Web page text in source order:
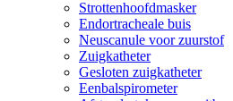
Strottenhoofdmasker
Endortracheale buis
Neuscanule voor zuurstof
Zuigkatheter
Gesloten zuigkatheter
Eenbalspirometer